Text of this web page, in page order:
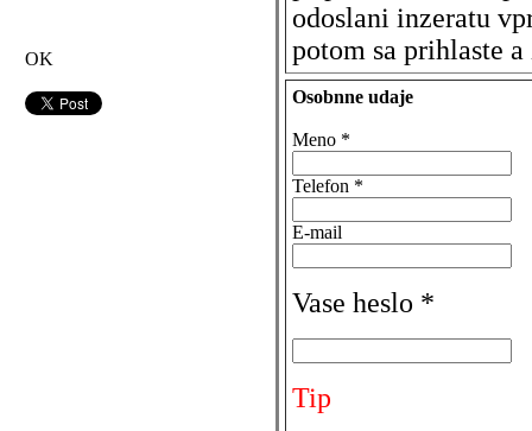
OK
odoslani inzeratu
potom sa prihlaste
Osobnne udaje
Meno *
Telefon *
E-mail
Vase heslo *
Tip